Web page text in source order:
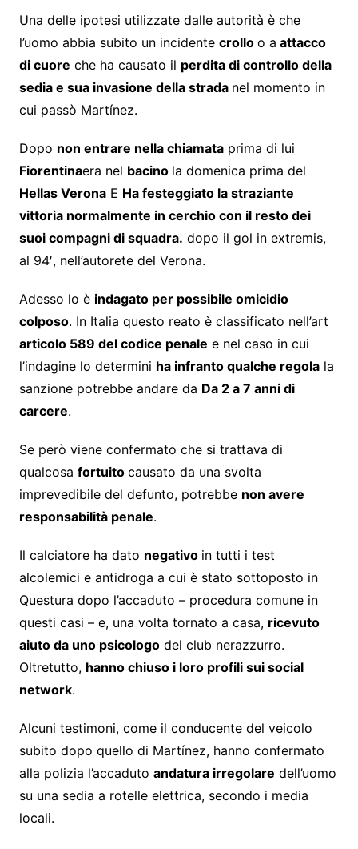
Una delle ipotesi utilizzate dalle autorità è che
l’uomo abbia subito un incidente crollo o a attacco
di cuore che ha causato il perdita di controllo della
sedia e sua invasione della strada nel momento in
cui passò Martínez.
Dopo non entrare nella chiamataprima di lui
Fiorentinaera nel bacino la domenica prima del
Hellas VeronaE Ha festeggiato la straziante
vittoria normalmente in cerchio con il resto dei
suoi compagni di squadra. dopo il gol in extremis,
al 94′, nell’autorete del Verona.
Adesso lo è indagato per possibile omicidio
colposo. In Italia questo reato è classificato nell’art
articolo 589 del codice penale e nel caso in cui
l’indagine lo determini ha infranto qualche regolala
sanzione potrebbe andare da Da 2 a 7 anni di
carcere.
Se però viene confermato che si trattava di
qualcosa fortuito causato da una svolta
imprevedibile del defunto, potrebbe non avere
responsabilità penale.
Il calciatore ha dato negativo in tutti i test
alcolemici e antidroga a cui è stato sottoposto in
Questura dopo l’accaduto – procedura comune in
questi casi – e, una volta tornato a casa, ricevuto
aiuto da uno psicologodel club nerazzurro.
Oltretutto, hanno chiuso i loro profili sui social
network.
Alcuni testimoni, come il conducente del veicolo
subito dopo quello di Martínez, hanno confermato
alla polizia l’accaduto andatura irregolare dell’uomo
su una sedia a rotelle elettrica, secondo i media
locali.